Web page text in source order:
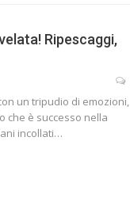
Ripescaggi,
un tripudio di emozioni,
che è successo nella
incollati…